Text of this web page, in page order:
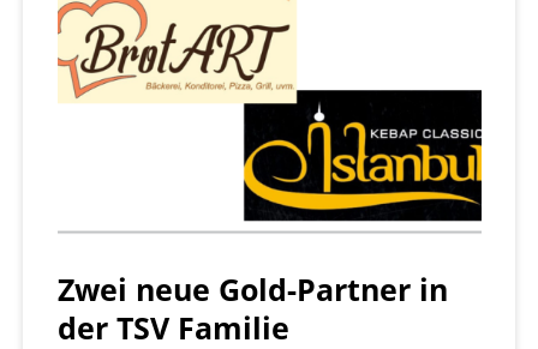
Zwei neue Gold-Partner in
der TSV Familie